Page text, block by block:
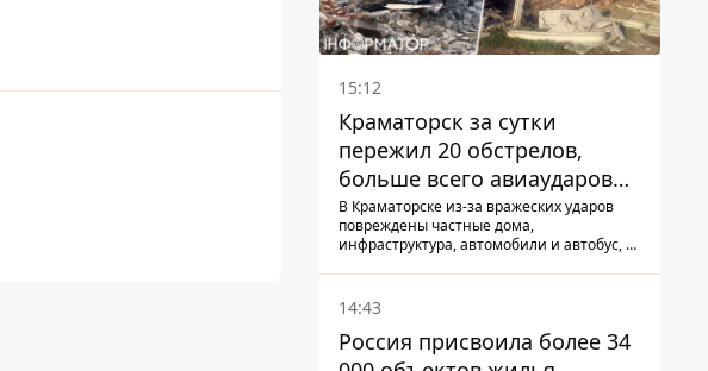
15:12
Краматорск за сутки
пережил 20 обстрелов,
больше всего авиаударов
КАБ-250
В Краматорске из-за вражеских ударов
повреждены частные дома,
инфраструктура, автомобили и автобус, а
14:43
Россия присвоила более 34